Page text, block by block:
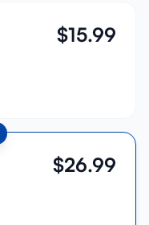
$15.99
$26.99